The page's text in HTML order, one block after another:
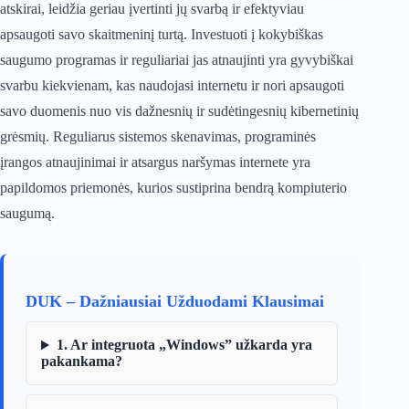
atskirai, leidžia geriau įvertinti jų svarbą ir efektyviau
apsaugoti savo skaitmeninį turtą. Investuoti į kokybiškas
saugumo programas ir reguliariai jas atnaujinti yra gyvybiškai
svarbu kiekvienam, kas naudojasi internetu ir nori apsaugoti
savo duomenis nuo vis dažnesnių ir sudėtingesnių kibernetinių
grėsmių. Reguliarus sistemos skenavimas, programinės
įrangos atnaujinimai ir atsargus naršymas internete yra
papildomos priemonės, kurios sustiprina bendrą kompiuterio
saugumą.
DUK – Dažniausiai Užduodami Klausimai
1. Ar integruota „Windows” užkarda yra
pakankama?